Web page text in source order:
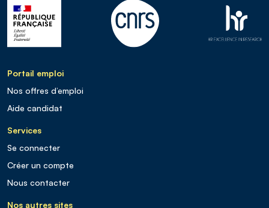
Portail emploi
Nos offres d’emploi
Aide candidat
Services
Se connecter
Créer un compte
Nous contacter
Nos autres sites